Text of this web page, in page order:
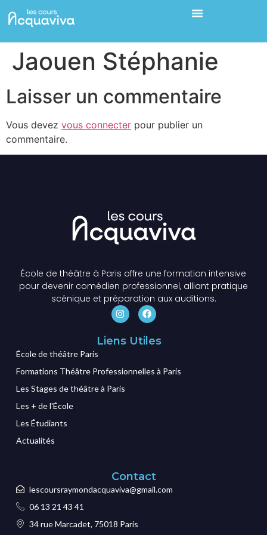
Jaouen Stéphanie
Laisser un commentaire
Vous devez vous connecter pour publier un
commentaire.
École de théâtre à Paris offre une formation intensive
pour devenir comédien professionnel, alliant pratique
scénique et préparation aux auditions.
Liens Utiles
École de théâtre Paris
Formations Théâtre Professionnelles à Paris
Les Stages de théâtre à Paris
Les + de l'École
Les Étudiants
Actualités
Contact
lescoursraymondacquaviva@gmail.com
06 13 21 43 41
34 rue Marcadet, 75018 Paris